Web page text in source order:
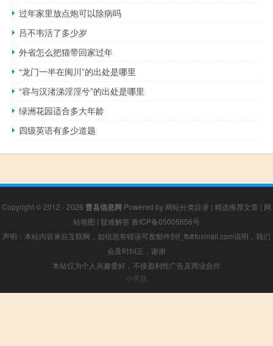
过年家里放点炮可以除病吗
吕不韦活了多少岁
外省怎么把猫带回家过年
“龙门一半在闽川”的出处是哪里
“容与汉渚涕淫淫兮”的出处是哪里
绿洲花园适合多大年龄
四级英语有多少道题
Copyright © 2012 - 2026 曹县信息网 Powered by 网站分类目录 | 精选推荐文章 | 网
站地图 | 疑难解答 鲁ICP备05005656号
声明：本站内容来自互联网，如信息有错误可发邮件到f_fb#foxmail.com说明，我们
会及时纠正，谢谢
本站仅为个人兴趣爱好，不接盈利性广告及商业合作
小男孩